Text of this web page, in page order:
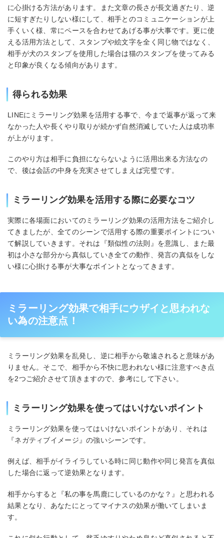
に心掛ける方法があります。また文章の長さが長文過ぎたり、逆
に短すぎたりしない様にして、相手とのコミュニケーションが上
手くいく様、常にペースを合わせてあげる事が大事です。更に使
える活用方法として、スタンプや絵文字を全く同じ物ではなく、
相手が犬のスタンプを使用した場合は猫のスタンプを使ってみる
と印象が良くなる傾向があります。
得られる効果
LINEにミラーリング効果を活用する事で、今まで返事が返って来
なかった人や長くやり取りが続かず自然消滅していた人は成功率
が上がります。
このやり方は相手に負担にならないように活用出来る方法なの
で、後は会話の中身を充実させてしまえば完璧です。
ミラーリング効果を活用する際に必要なコツ
実際に各場面においてのミラーリング効果の活用方法をご紹介し
てきましたが、全てのシーンで活用する際の重要ポイントについ
て解説していきます。それは『類似性の法則』を意識し、また最
初は小さな部分から真似していき全ての動作、発言の真似をしな
い様に心掛ける事が大事なポイントとなってきます。
ミラーリング効果で相手にウザイと思われな
い為の注意点！
ミラーリング効果を乱発し、逆に相手から敬遠されると意味があ
りません。そこで、相手から不快に思われない様に注意すべき点
を2つご紹介させて頂きますので、参考にして下さい。
ミラーリング効果を使ってはいけないポイント
ミラーリング効果を使ってはいけないポイントがあり、それは
『ネガティブイメージ』の強いシーンです。
例えば、相手がイライラしている時に同じ動作や同じ発言を真似
した場合に返って逆効果となります。
相手からすると『私の事を馬鹿にしているのかな？』と思われる
結果となり、あなたにとってマイナスの効果が働いてしまいま
す。